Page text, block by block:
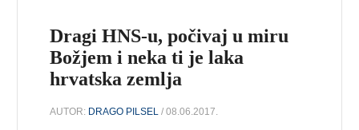
Dragi HNS-u, počivaj u miru
Božjem i neka ti je laka
hrvatska zemlja
AUTOR: DRAGO PILSEL / 08.06.2017.